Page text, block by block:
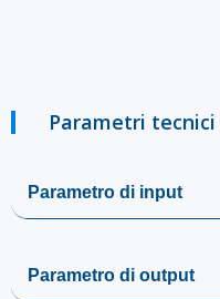
Parametri tecnici
Parametro di input
Parametro di output